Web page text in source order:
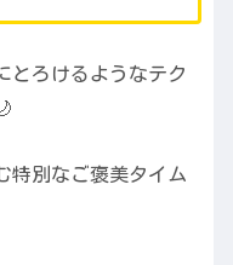
とろけるようなテク
特別なご褒美タイム